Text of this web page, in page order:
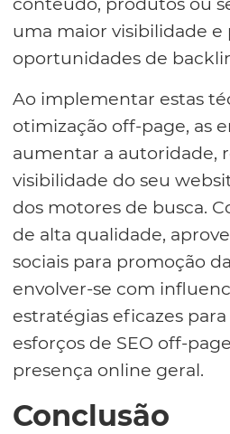
uma maior visibilidade e
oportunidades de
Ao implementar estas
otimização off-page, as
aumentar a autoridade,
visibilidade do seu
dos motores de busca.
de alta qualidade,
sociais para promoção
envolver-se com
estratégias eficazes
esforços de SEO off-
presença online geral.
Conclusão